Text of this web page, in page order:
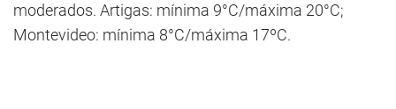
moderados. Artigas: mínima 9°C/máxima 20°C;
Montevideo: mínima 8°C/máxima 17ºC.